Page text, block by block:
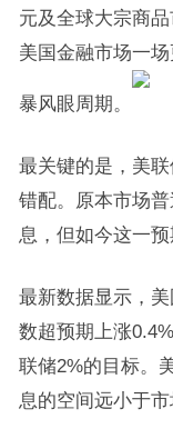
元及全球大宗商
美国金融市场一
暴风眼周期。
最关键的是，美
错配。原本市场
息，但如今这一预
最新数据显示，
数超预期上涨
联储2%的目标。
息的空间远小于市